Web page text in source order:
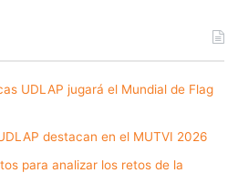
UDLAP jugará el Mundial de Flag
destacan en el MUTVI 2026
para analizar los retos de la